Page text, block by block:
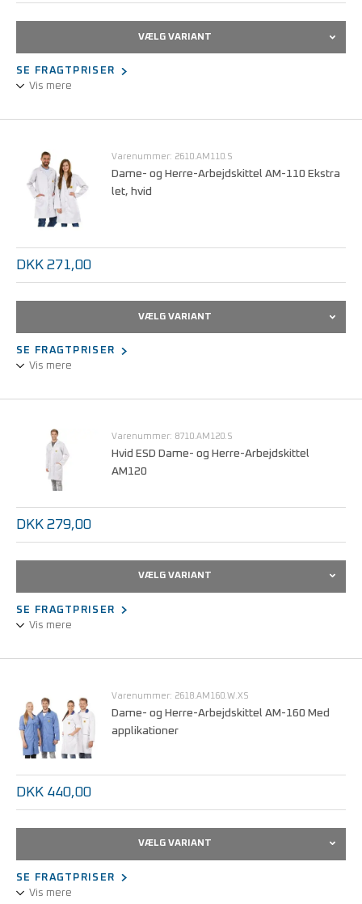
VÆLG VARIANT
SE FRAGTPRISER
Vis mere
Let, åndbar og behagelig at bære.
Kan maskinvaskes ved 40°C.
Størrelser fra S - 3XL.
Varenummer: 2610.AM110.S
Dame- og Herre-Arbejdskittel AM-110 Ekstra
let, hvid
DKK 271,00
VÆLG VARIANT
SE FRAGTPRISER
Vis mere
Trykknaplukning, skjult.
Kan maskinvaskes ved 60°C.
Størrelser fra XS - 5XL.
Varenummer: 8710.AM120.S
Hvid ESD Dame- og Herre-Arbejdskittel
AM120
DKK 279,00
VÆLG VARIANT
SE FRAGTPRISER
Vis mere
Let og behagelig at bære.
Trykknaplukning, skjult.
Varenummer: 2618.AM160.W.XS
Dame- og Herre-Arbejdskittel AM-160 Med
applikationer
DKK 440,00
VÆLG VARIANT
SE FRAGTPRISER
Vis mere